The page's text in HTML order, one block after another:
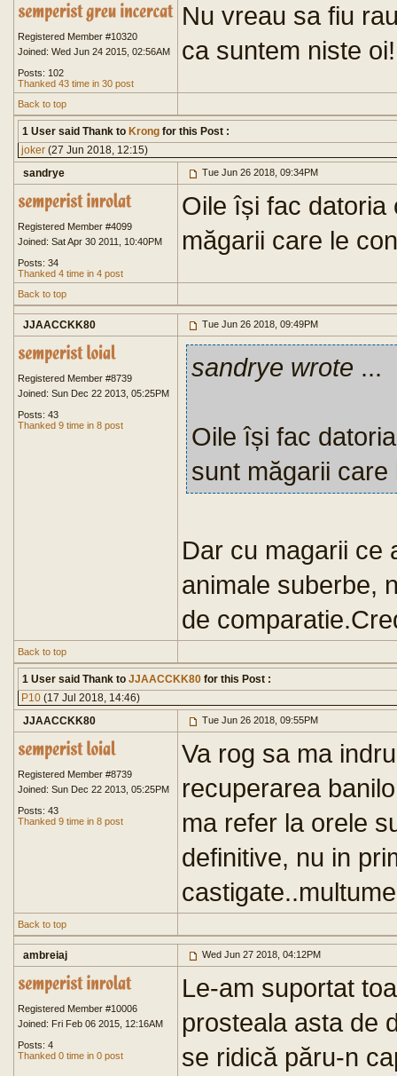
Registered Member #10320
Joined: Wed Jun 24 2015, 02:56AM
Posts: 102
Thanked 43 time in 30 post
Nu vreau sa fiu
ca suntem niste oi!
Back to top
1 User said Thank to Krong for this Post :
joker (27 Jun 2018, 12:15)
sandrye
Tue Jun 26 2018, 09:34PM
Registered Member #4099
Joined: Sat Apr 30 2011, 10:40PM
Posts: 34
Thanked 4 time in 4 post
Oile își fac datoria
măgarii care le
Back to top
JJAACCKK80 Tue Jun 26 2018, 09:49PM
Registered Member #8739
Joined: Sun Dec 22 2013, 05:25PM
Posts: 43
Thanked 9 time in 8 post
sandrye wrote ...
Oile își fac
sunt măgarii care
Dar cu magarii ce
animale suberbe,
de
Back to top
1 User said Thank to JJAACCKK80 for this Post :
P10 (17 Jul 2018, 14:46)
JJAACCKK80
Tue Jun 26 2018, 09:55PM
Registered Member #8739
Joined: Sun Dec 22 2013, 05:25PM
Posts: 43
Thanked 9 time in 8 post
Va rog sa ma
recuperarea
ma refer la orele
definitive, nu in
Back to top
ambreiaj Wed Jun 27 2018, 04:12PM
Registered Member #10006
Joined: Fri Feb 06 2015, 12:16AM
Posts: 4
Thanked 0 time in 0 post
Le-am suportat
prosteala asta de
se ridică păru-n